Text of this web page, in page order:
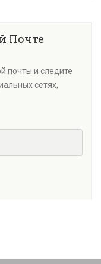
Почте
почты и следите
сетях,